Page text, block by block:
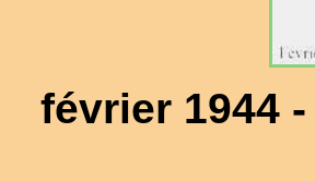
février 1944